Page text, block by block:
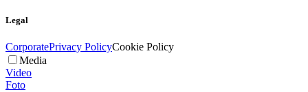
Legal
CorporatePrivacy PolicyCookie Policy
Media
Video
Foto